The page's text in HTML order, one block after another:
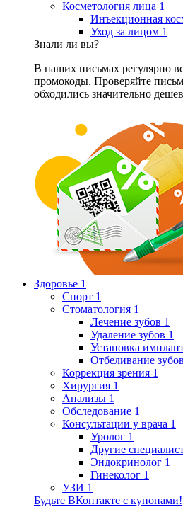
Косметология лица 1
Инъекционная
Уход за лицом 1
Знали ли вы?
В наших письмах регулярно
промокоды. Проверяйте
обходились значительно
Здоровье 1
Спорт 1
Стоматология 1
Лечение зубов 1
Удаление зубов 1
Установка
Отбеливание зубов
Коррекция зрения 1
Хирургия 1
Анализы 1
Обследование 1
Консультации у врача 1
Уролог 1
Другие
Эндокринолог 1
Гинеколог 1
УЗИ 1
Будьте ВКонтакте с купонами!